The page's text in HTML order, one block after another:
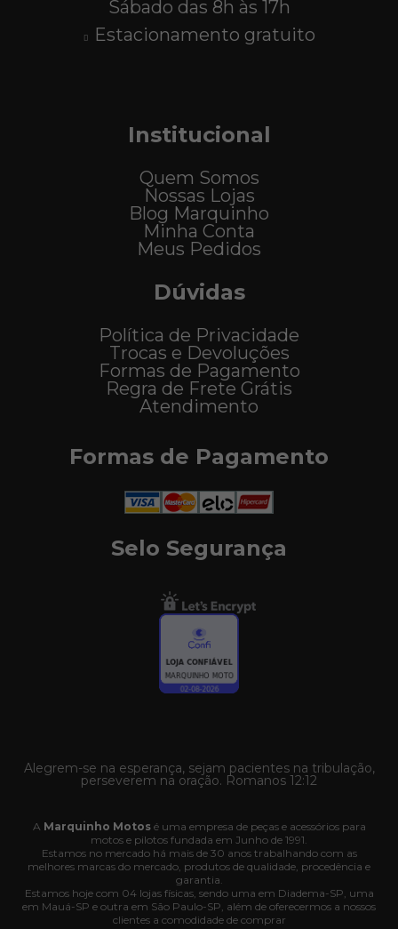
Sábado das 8h às 17h
Estacionamento gratuito
Institucional
Quem Somos
Nossas Lojas
Blog Marquinho
Minha Conta
Meus Pedidos
Dúvidas
Política de Privacidade
Trocas e Devoluções
Formas de Pagamento
Regra de Frete Grátis
Atendimento
Formas de Pagamento
Selo Segurança
Alegrem-se na esperança, sejam pacientes na tribulação,
perseverem na oração. Romanos 12:12
A Marquinho Motosé uma empresa de peças e acessórios para
motos e pilotos fundada em Junho de 1991.
Estamos no mercado há mais de 30 anos trabalhando com as
melhores marcas do mercado, produtos de qualidade, procedência e
garantia.
Estamos hoje com 04 lojas físicas, sendo uma em Diadema-SP, uma
em Mauá-SP e outra em São Paulo-SP, além de oferecermos a nossos
clientes a comodidade de comprar